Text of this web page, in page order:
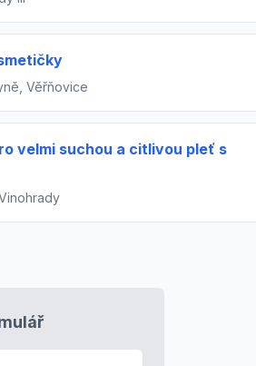
Věřňovice
velmi suchou a citlivou pleť s